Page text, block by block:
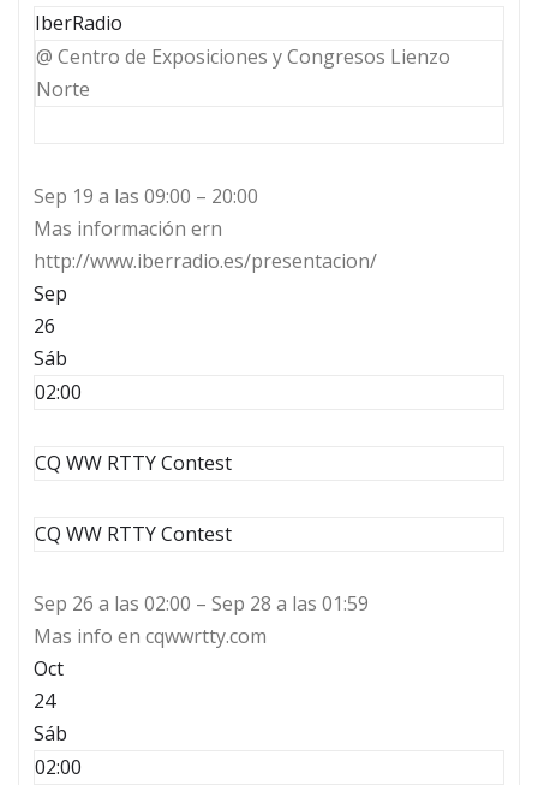
IberRadio
@ Centro de Exposiciones y Congresos Lienzo
Norte
Sep 19 a las 09:00 – 20:00
Mas información ern
http://www.iberradio.es/presentacion/
Sep
26
Sáb
02:00
CQ WW RTTY Contest
CQ WW RTTY Contest
Sep 26 a las 02:00 – Sep 28 a las 01:59
Mas info en cqwwrtty.com
Oct
24
Sáb
02:00